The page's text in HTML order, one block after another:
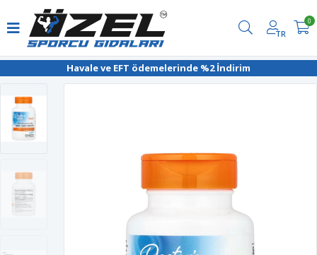
Havale ve EFT ödemelerinde %2 İndirim
TR
0